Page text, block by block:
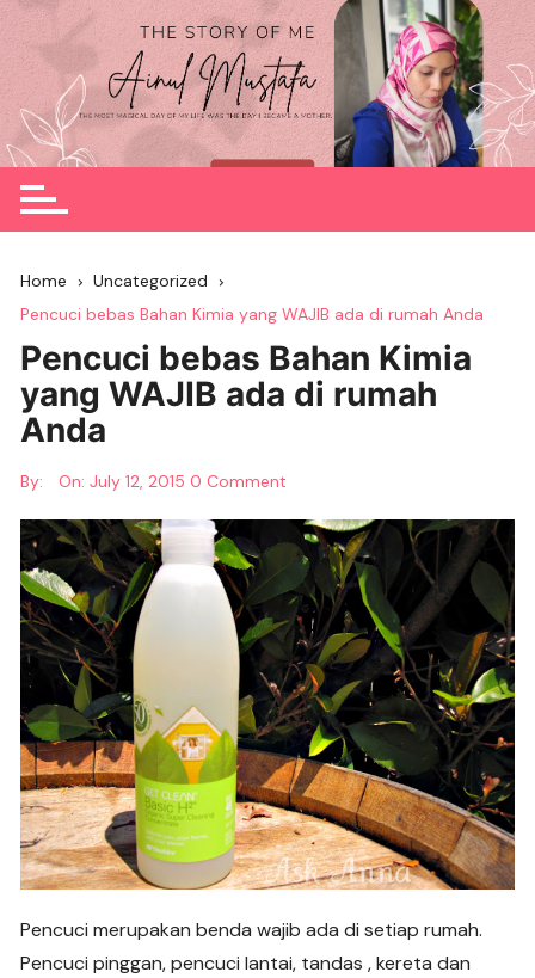
Skip
to
content
Home
Uncategorized
Pencuci bebas Bahan Kimia yang WAJIB ada di rumah Anda
Pencuci bebas Bahan Kimia
yang WAJIB ada di rumah
Anda
By: On:July 12, 2015 0 Comment
Pencuci merupakan benda wajib ada di setiap rumah.
Pencuci pinggan, pencuci lantai, tandas , kereta dan